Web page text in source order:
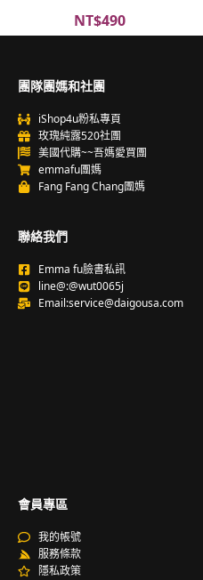
NT$490
團隊團媽和社團
iShop4u粉私專頁
玫瑰純露520社團
美國代購~~吾媽愛買團
emmafu團媽
Fang Fang Chang團媽
聯絡我們
Emma fu臉書私訊
line@:@wut0065j
Email:service@daigousa.com
會員專區
我的帳號
服務條款
隱私政策